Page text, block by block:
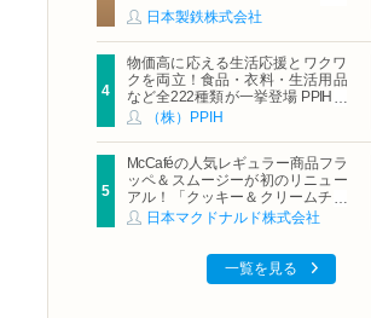
日本製鉄株式会社
物価高に応える生活応援とワクワ
クを両立！食品・衣料・生活用品
など全222種類が一挙登場 PPIHグ
ループ「夏福袋」＆セール 8月6日
（株）PPIH
McCaféの人気レギュラー商品フラ
ッペ＆スムージーが初のリニュー
アル！「クッキー＆クリームチョ
コフラッペ」「マンゴースムージ
日本マクドナルド株式会社
一覧を見る